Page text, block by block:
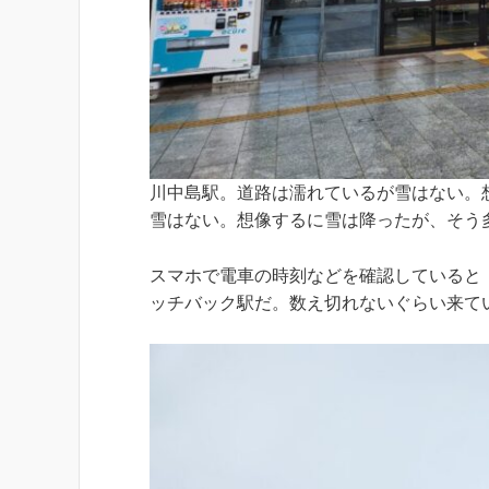
川中島駅。道路は濡れているが雪はない
雪はない。想像するに雪は降ったが、そ
スマホで電車の時刻などを確認している
ッチバック駅だ。数え切れないぐらい来